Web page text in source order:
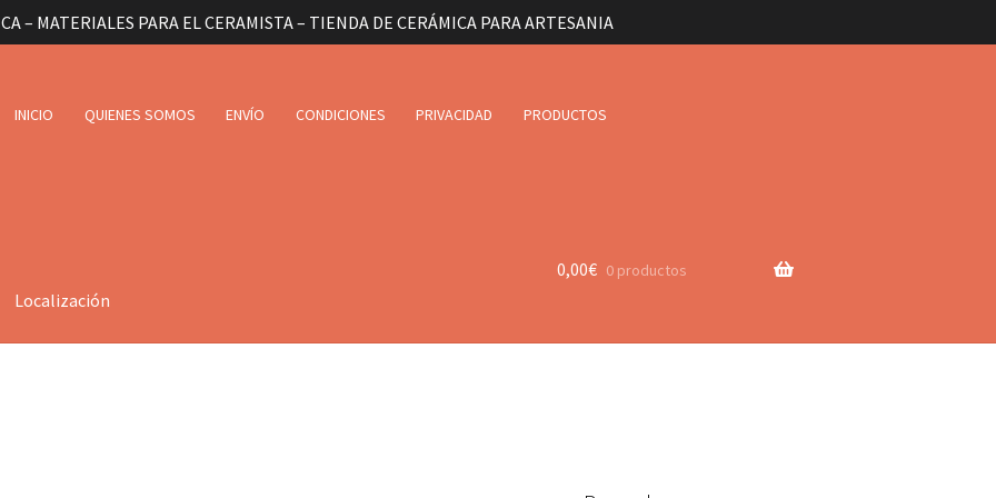
– MATERIALES PARA EL CERAMISTA – TIENDA DE CERÁMICA PARA ARTESANIA
INICIO QUIENES SOMOS ENVÍO CONDICIONES PRIVACIDAD PRODUCTOS
Localización
0,00€ 0 productos